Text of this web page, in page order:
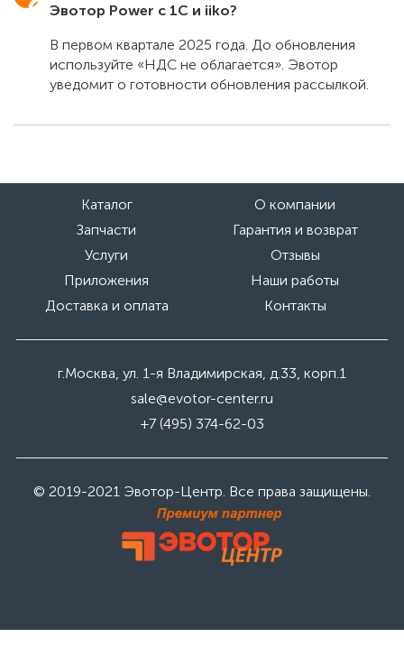
Эвотор Power с 1С и iiko?
В первом квартале 2025 года. До обновления
используйте «НДС не облагается». Эвотор
уведомит о готовности обновления рассылкой.
Каталог
О компании
Запчасти
Гарантия и возврат
Услуги
Отзывы
Приложения
Наши работы
Доставка и оплата
Контакты
г.Москва, ул. 1-я Владимирская, д.33, корп.1
sale@evotor-center.ru
+7 (495) 374-62-03
© 2019-2021 Эвотор-Центр. Все права защищены.